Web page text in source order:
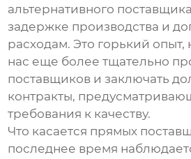
альтернативного
задержке производства и
расходам. Это горький опыт,
нас еще более тщательно
поставщиков и заключать
контракты,
требования к качеству.
Что касается прямых
последнее время